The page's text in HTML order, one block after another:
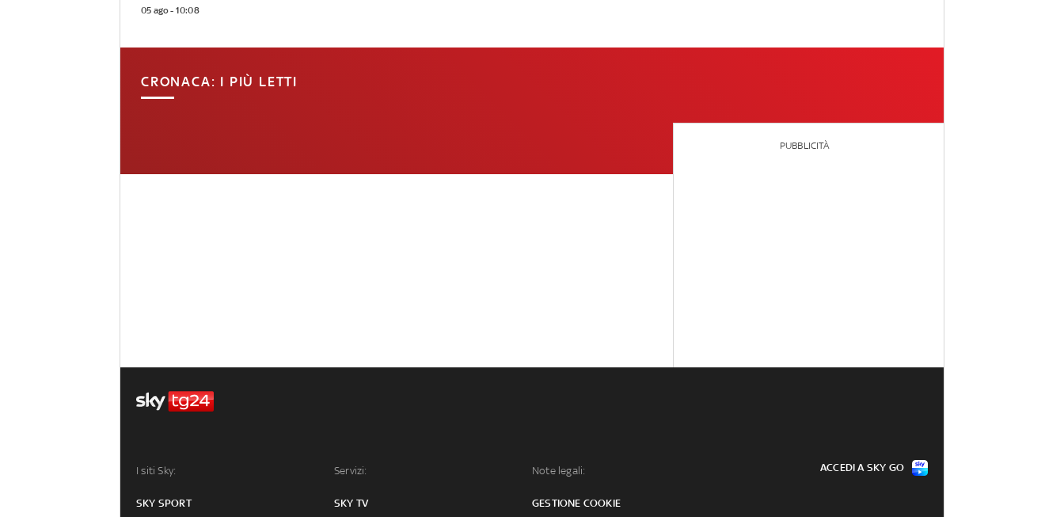
05 ago - 10:08
CRONACA: I PIÙ LETTI
PUBBLICITÀ
I siti Sky:
SKY SPORT
Servizi:
SKY TV
Note legali:
GESTIONE COOKIE
ACCEDI A SKY GO